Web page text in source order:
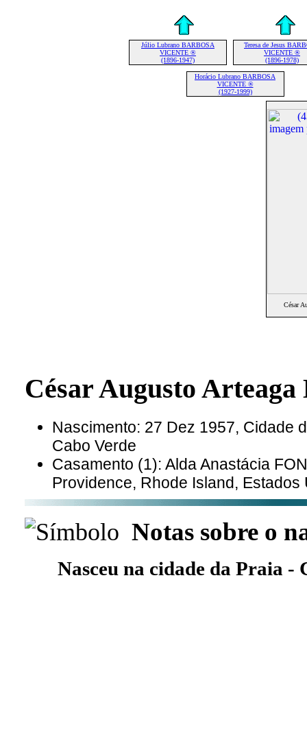
Júlio Lubrano BARBOSA
VICENTE ®
(1896-1947)
Teresa de Jesus
VICENTE ®
(1896-1978)
Horácio Lubrano BARBOSA
VICENTE ®
(1927-1999)
César
César Augusto
Nascimento: 27 Dez 1957, Cidade
Cabo Verde
Casamento (1): Alda Anastácia
Providence, Rhode Island, Estados
Notas sobre o
Nasceu na cidade da Praia -